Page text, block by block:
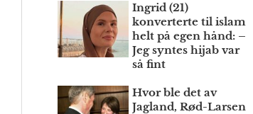
Ingrid (21)
konverterte til islam
helt på egen hånd: –
Jeg syntes hijab var
så fint
Hvor ble det av
Jagland, Rød-Larsen